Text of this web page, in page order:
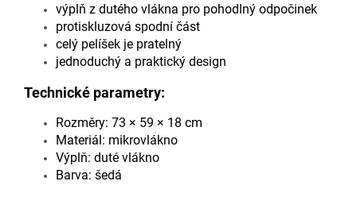
výplň z dutého vlákna pro pohodlný odpočinek
protiskluzová spodní část
celý pelíšek je pratelný
jednoduchý a praktický design
Technické parametry:
Rozměry: 73 × 59 × 18 cm
Materiál: mikrovlákno
Výplň: duté vlákno
Barva: šedá